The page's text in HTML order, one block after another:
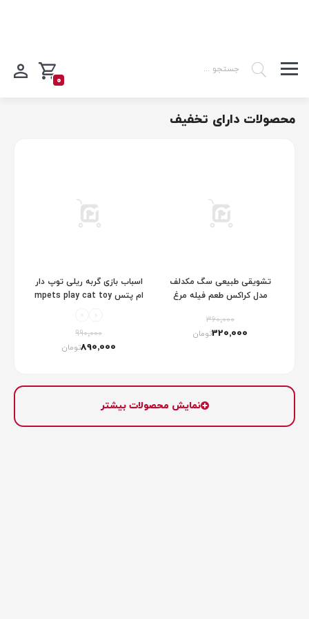
0
محصولات دارای تخفیف
تشویقی طبیعی سگ مکدلف
مدل کراکس طعم فیله مرغ
360٬000
320٬000تومان
اسباب بازی گربه ریلی توپ دار
ام پتس mpets play cat toy
990٬000
890٬000تومان
نمایش محصولات بیشتر